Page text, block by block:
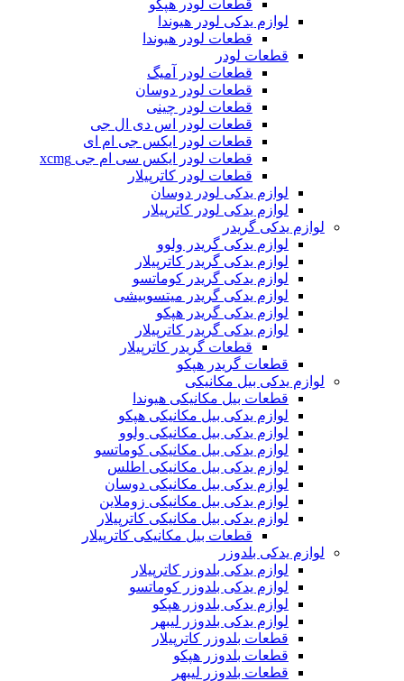
قطعات لودر هپکو
لوازم یدکی لودر هیوندا
قطعات لودر هیوندا
قطعات لودر
قطعات لودر آمیگ
قطعات لودر دوسان
قطعات لودر چینی
قطعات لودر اس دی ال جی
قطعات لودر ایکس جی ام ای
قطعات لودر ایکس سی ام جی xcmg
قطعات لودر کاترپیلار
لوازم یدکی لودر دوسان
لوازم یدکی لودر کاترپیلار
لوازم یدکی گریدر
لوازم یدکی گریدر ولوو
لوازم یدکی گریدر کاترپیلار
لوازم یدکی گریدر کوماتسو
لوازم یدکی گریدر میتسوبیشی
لوازم یدکی گریدر هپکو
لوازم یدکی گریدر کاترپیلار
قطعات گریدر کاترپیلار
قطعات گریدر هپکو
لوازم یدکی بیل مکانیکی
قطعات بیل مکانیکی هیوندا
لوازم یدکی بیل مکانیکی هپکو
لوازم یدکی بیل مکانیکی ولوو
لوازم یدکی بیل مکانیکی کوماتسو
لوازم یدکی بیل مکانیکی اطلس
لوازم یدکی بیل مکانیکی دوسان
لوازم یدکی بیل مکانیکی زوملاین
لوازم یدکی بیل مکانیکی کاترپیلار
قطعات بیل مکانیکی کاترپیلار
لوازم یدکی بلدوزر
لوازم یدکی بلدوزر کاترپیلار
لوازم یدکی بلدوزر کوماتسو
لوازم یدکی بلدوزر هپکو
لوازم یدکی بلدوزر لیبهر
قطعات بلدوزر کاترپیلار
قطعات بلدوزر هپکو
قطعات بلدوزر لیبهر